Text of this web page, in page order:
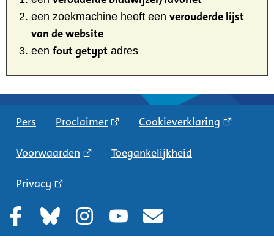
een zoekmachine heeft een verouderde lijst
van de website
een fout getypt adres
Pers Proclaimer Cookieverklaring
Voorwaarden Toegankelijkheid
Privacy